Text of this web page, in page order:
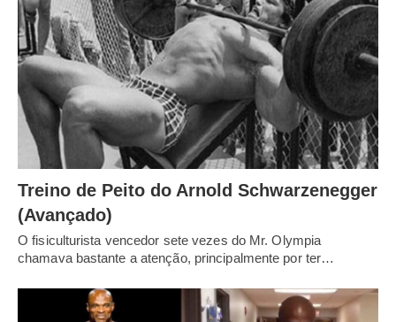
Treino de Peito do Arnold Schwarzenegger
(Avançado)
O fisiculturista vencedor sete vezes do Mr. Olympia
chamava bastante a atenção, principalmente por ter…